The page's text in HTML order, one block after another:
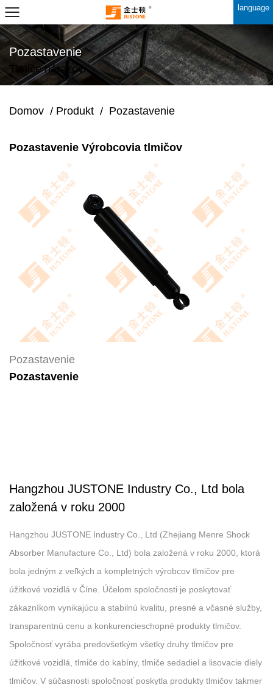
language
Pozastavenie
Tlmiče nárazov.
Domov / Produkt / Pozastavenie
Pozastavenie Výrobcovia tlmičov
Pozastavenie
Pozastavenie
Hangzhou JUSTONE Industry Co., Ltd bola
založená v roku 2000
Hangzhou JUSTONE Industry Co., Ltd (Zhejiang Menre Shock
Absorber Manufacture Co., Ltd) bola založená v roku 2000, ktorá
bola jedným z veľkých a kompletných výrobcov tlmičov pre
úžitkové vozidlá v Číne. Účelom spoločnosti je poskytovať
zákazníkom vynikajúcu a stabilnú kvalitu, presné a včasné služby,
transparentnú cenu a konkurencieschopné produkty tlmičov.
Spoločnosť vyrába predovšetkým všetky druhy tlmičov pre
úžitkové vozidlá, tlmiče do kabíny, tlmiče sedadiel a lisovacie diely
tlmičov. V súčasnosti spoločnosť poskytla produkty tlmičov takmer